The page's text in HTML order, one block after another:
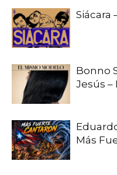
Siácara
Bonno
Jesús –
Más